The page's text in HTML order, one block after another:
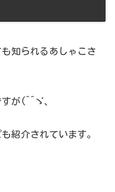
も知られるあしゃこさ
が(^^ゞ、
紹介されています。